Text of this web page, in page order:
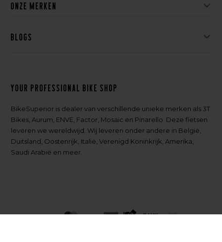
Onze merken
Blogs
Your professional bike shop
BikeSuperior is dealer van verschillende unieke merken als 3T
Bikes, Aurum, ENVE, Factor, Mosaic en Pinarello. Deze fietsen
leveren we wereldwijd. Wij leveren onder andere in België,
Duitsland, Oostenrijk, Italië, Verenigd Koninkrijk, Amerika,
Saudi Arabië en meer.